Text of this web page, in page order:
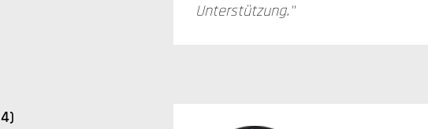
Unterstützung."